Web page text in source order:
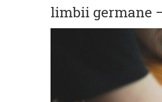
limbii germane